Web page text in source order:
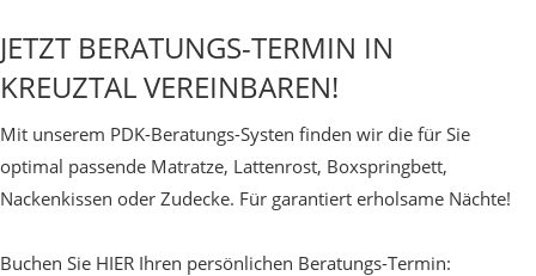
JETZT BERATUNGS-TERMIN IN
KREUZTAL VEREINBAREN!
Mit unserem PDK-Beratungs-Systen finden wir die für Sie
optimal passende Matratze, Lattenrost, Boxspringbett,
Nackenkissen oder Zudecke. Für garantiert erholsame Nächte!
Buchen Sie HIER Ihren persönlichen Beratungs-Termin: